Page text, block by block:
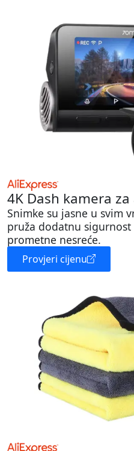
4K Dash kamera
Snimke su jasne u svim
pruža dodatnu
prometne nesreće.
Provjeri cijenu